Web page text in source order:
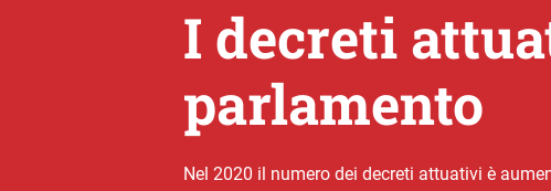
I decreti
parlamento
Nel 2020 il numero dei decreti attuativi è